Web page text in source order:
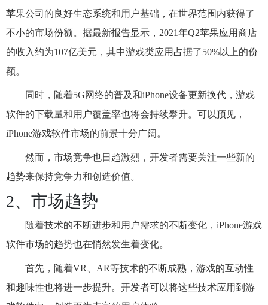
苹果公司的良好生态系统和用户基础，在世界范围内获得了
不小的市场份额。据最新报告显示，2021年Q2苹果应用商店
的收入约为107亿美元，其中游戏类应用占据了50%以上的份
额。
同时，随着5G网络的普及和iPhone设备更新换代，游戏
软件的下载量和用户覆盖率也将会持续攀升。可以预见，
iPhone游戏软件市场的前景十分广阔。
然而，市场竞争也日趋激烈，开发者需要关注一些新的
趋势来保持竞争力和创造价值。
2、市场趋势
随着技术的不断进步和用户需求的不断变化，iPhone游戏
软件市场的趋势也在悄然发生着变化。
首先，随着VR、AR等技术的不断成熟，游戏的互动性
和趣味性也将进一步提升。开发者可以将这些技术应用到游